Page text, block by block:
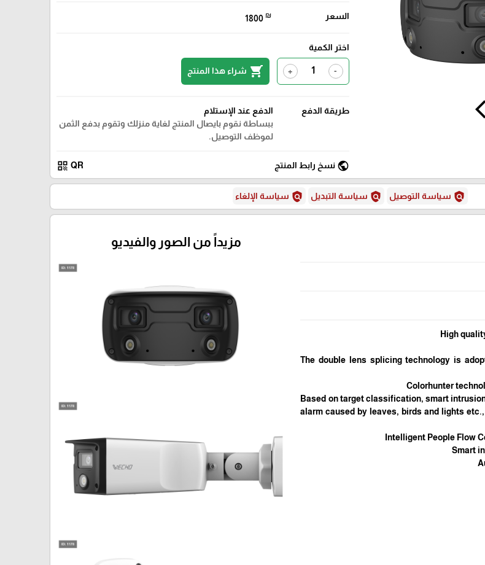
السعر 1800 ₪
اختر الكمية
-
+
shopping_cart شراء هذا المنتج
طريقة الدفع
الدفع عند الإستلام
ببساطة نقوم بايصال المنتج لغاية منزلك وتقوم بدفع الثمن
لموظف التوصيل.
public نسخ رابط المنتج QR
qr_code
policy سياسة التوصيل policy سياسة التبديل policy سياسة الإلغاء
• The double lens splicing technology is
• Based on target classification, smart
alarm caused by leaves, birds and lights
مزيداً من الصور والفيديو